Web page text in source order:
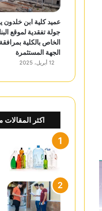
عميد كلية ابن خلدون
جولة تفقدية لموقع
الخاص بالكلية بمرافقة
الجهة المستثمرة
12 أبريل، 2025
اكثر